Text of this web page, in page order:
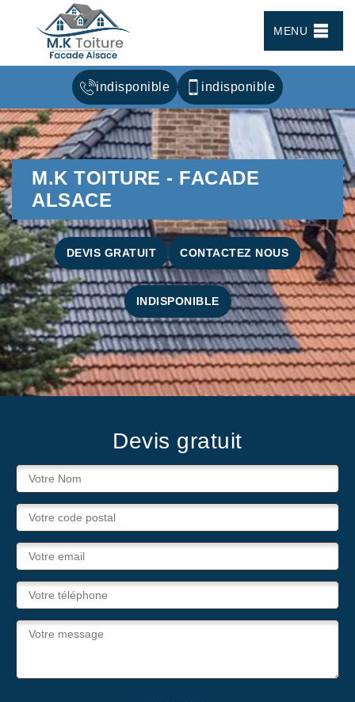
MENU
indisponible indisponible
M.K TOITURE - FACADE
ALSACE
DEVIS GRATUIT CONTACTEZ NOUS
INDISPONIBLE
Devis gratuit